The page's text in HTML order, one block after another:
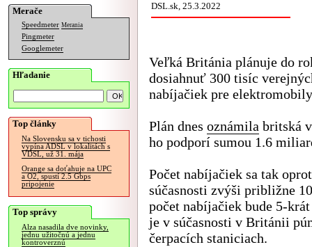
Merače
Speedmeter Merania
Pingmeter
Googlemeter
Hľadanie
Top články
Na Slovensku sa v tichosti
vypína ADSL v lokalitách s
VDSL, už 31. mája
Orange sa doťahuje na UPC
a O2, spustí 2.5 Gbps
pripojenie
Top správy
Alza nasadila dve novinky,
jednu užitočnú a jednu
kontroverznú
DSL.sk, 25.3.2022
Veľká Británia plánuje do
dosiahnuť 300 tisíc
nabíjačiek pre
Plán dnes oznámila britská
ho podporí sumou 1.6
Počet nabíjačiek sa tak
súčasnosti zvýši približne
počet nabíjačiek bude 5-
je v súčasnosti v Británii
čerpacích staniciach.